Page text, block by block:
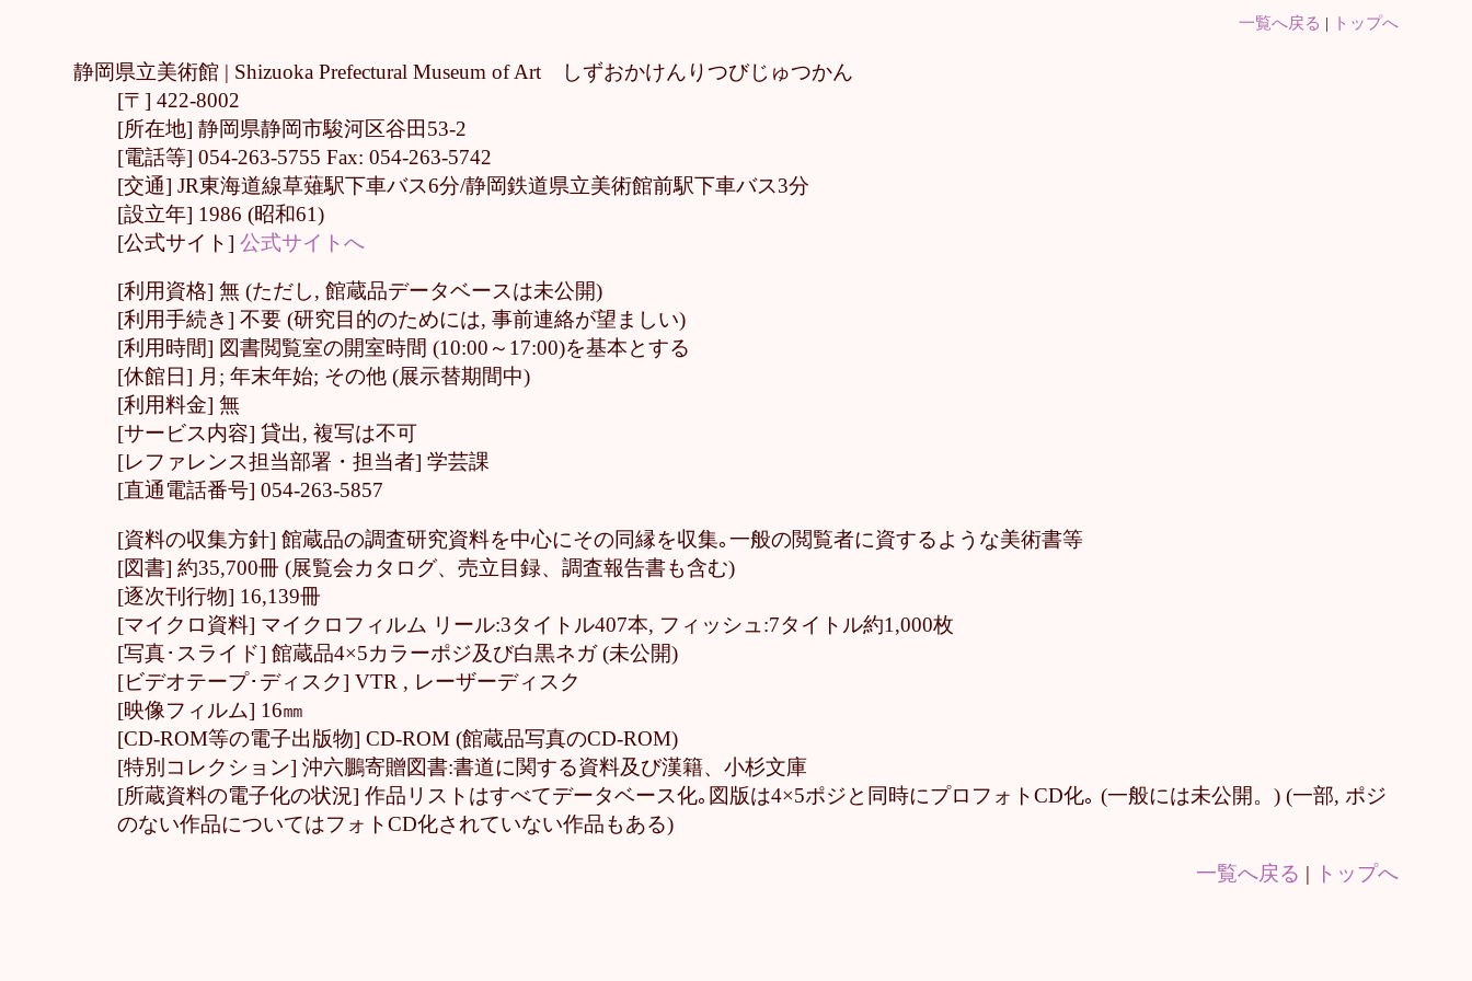
一覧へ戻る | トップへ
静岡県立美術館 | Shizuoka Prefectural Museum of Art しずおかけんりつびじゅつかん
[〒] 422-8002
[所在地] 静岡県静岡市駿河区谷田53-2
[電話等] 054-263-5755 Fax: 054-263-5742
[交通] JR東海道線草薙駅下車バス6分/静岡鉄道県立美術館前駅下車バス3分
[設立年] 1986 (昭和61)
[公式サイト]公式サイトへ
[利用資格] 無 (ただし, 館蔵品データベースは未公開)
[利用手続き] 不要 (研究目的のためには, 事前連絡が望ましい)
[利用時間] 図書閲覧室の開室時間 (10:00～17:00)を基本とする
[休館日] 月; 年末年始; その他 (展示替期間中)
[利用料金] 無
[サービス内容] 貸出, 複写は不可
[レファレンス担当部署・担当者] 学芸課
[直通電話番号] 054-263-5857
[資料の収集方針] 館蔵品の調査研究資料を中心にその同縁を収集｡一般の閲覧者に資するような美術書等
[図書] 約35,700冊 (展覧会カタログ、売立目録、調査報告書も含む)
[逐次刊行物] 16,139冊
[マイクロ資料] マイクロフィルム リール:3タイトル407本, フィッシュ:7タイトル約1,000枚
[写真･スライド] 館蔵品4×5カラーポジ及び白黒ネガ (未公開)
[ビデオテープ･ディスク] VTR , レーザーディスク
[映像フィルム] 16㎜
[CD-ROM等の電子出版物] CD-ROM (館蔵品写真のCD-ROM)
[特別コレクション] 沖六鵬寄贈図書:書道に関する資料及び漢籍、小杉文庫
[所蔵資料の電子化の状況] 作品リストはすべてデータベース化｡図版は4×5ポジと同時にプロフォトCD化｡ (一般には未公開。) (一部, ポジ
のない作品についてはフォトCD化されていない作品もある)
一覧へ戻る | トップへ